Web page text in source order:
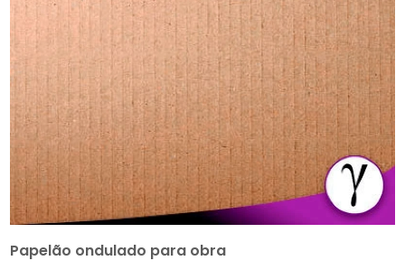
Papelão ondulado para obra